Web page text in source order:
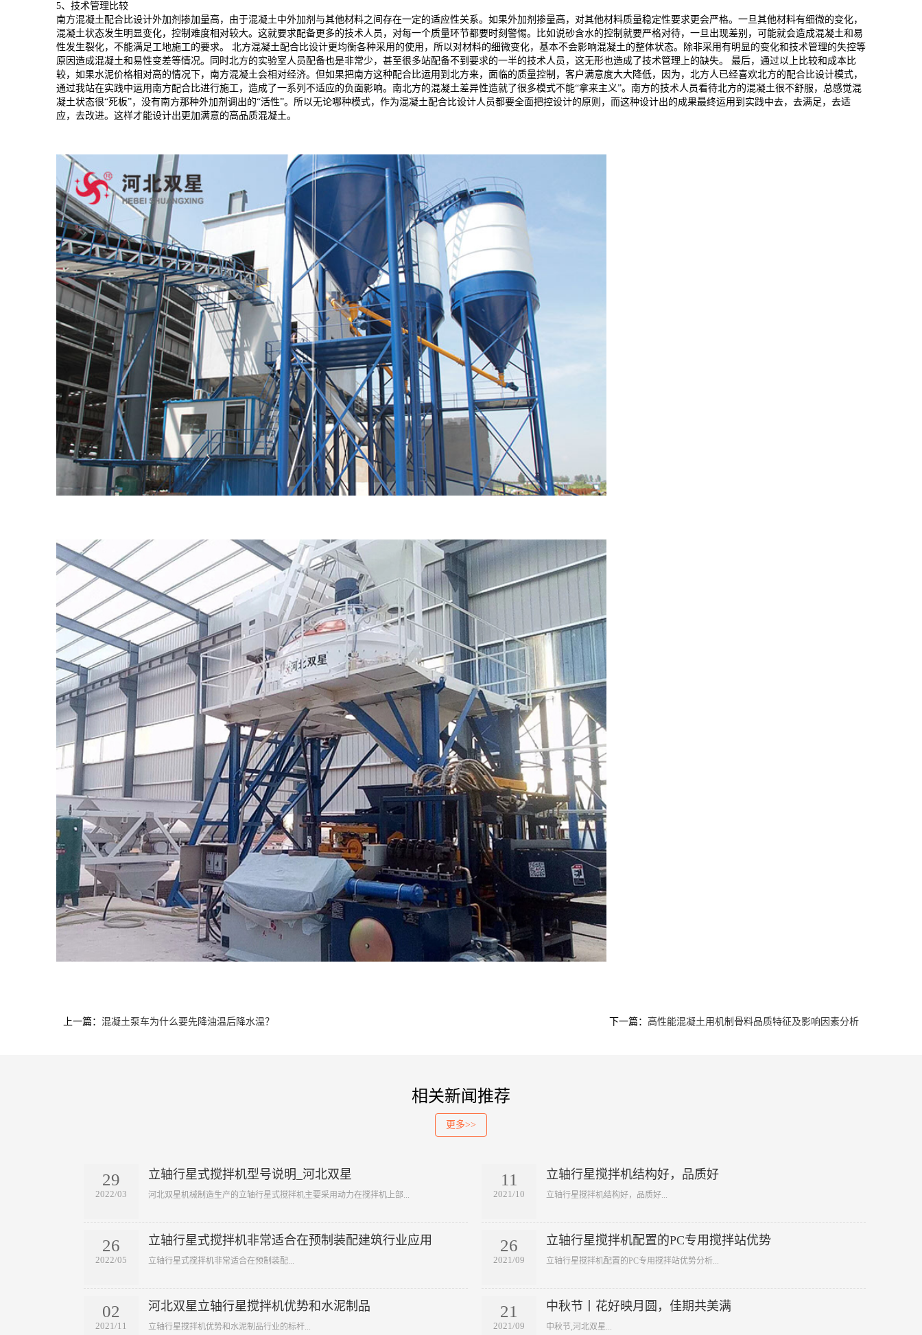
5、技术管理比较
南方混凝土配合比设计外加剂掺加量高，由于混凝土中外加剂与其他材料之间存在一定的适应性关系。如果外加剂掺量高，对其他材料质量稳定性要求更会严格。一旦其他材料有细微的变化，
混凝土状态发生明显变化，控制难度相对较大。这就要求配备更多的技术人员，对每一个质量环节都要时刻警惕。比如说砂含水的控制就要严格对待，一旦出现差别，可能就会造成混凝土和易
性发生裂化，不能满足工地施工的要求。 北方混凝土配合比设计更均衡各种采用的使用，所以对材料的细微变化，基本不会影响混凝土的整体状态。除非采用有明显的变化和技术管理的失控等
原因造成混凝土和易性变差等情况。同时北方的实验室人员配备也是非常少，甚至很多站配备不到要求的一半的技术人员，这无形也造成了技术管理上的缺失。 最后，通过以上比较和成本比
较，如果水泥价格相对高的情况下，南方混凝土会相对经济。但如果把南方这种配合比运用到北方来，面临的质量控制，客户满意度大大降低，因为，北方人已经喜欢北方的配合比设计模式，
通过我站在实践中运用南方配合比进行施工，造成了一系列不适应的负面影响。南北方的混凝土差异性造就了很多模式不能“拿来主义”。南方的技术人员看待北方的混凝土很不舒服，总感觉混
凝土状态很“死板”，没有南方那种外加剂调出的“活性”。所以无论哪种模式，作为混凝土配合比设计人员都要全面把控设计的原则，而这种设计出的成果最终运用到实践中去，去满足，去适
应，去改进。这样才能设计出更加满意的高品质混凝土。
上一篇： 混凝土泵车为什么要先降油温后降水温？ 下一篇： 高性能混凝土用机制骨料品质特征及影响因素分析
相关新闻推荐
更多>>
29
2022/03
立轴行星式搅拌机型号说明_河北双星
​河北双星机械制造生产的立轴行星式搅拌机主要采用动力在搅拌机上部...
26
2022/05
立轴行星式搅拌机非常适合在预制装配建筑行业应用
​立轴行星式搅拌机非常适合在预制装配...
02
2021/11
河北双星立轴行星搅拌机优势和水泥制品
​立轴行星搅拌机优势和水泥制品行业的标杆...
11
2021/10
立轴行星搅拌机结构好，品质好
​立轴行星搅拌机结构好，品质好...
26
2021/09
立轴行星搅拌机配置的PC专用搅拌站优势
​立轴行星搅拌机配置的PC专用搅拌站优势分析...
21
2021/09
中秋节丨花好映月圆，佳期共美满
​中秋节,河北双星...